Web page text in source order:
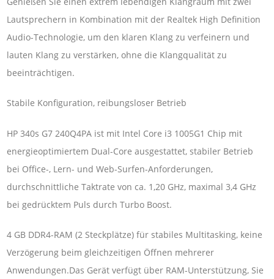
Lautsprechern in Kombination mit der Realtek High Definition
Audio-Technologie, um den klaren Klang zu verfeinern und
lauten Klang zu verstärken, ohne die Klangqualität zu
beeinträchtigen.
Stabile Konfiguration, reibungsloser Betrieb
HP 340s G7 240Q4PA ist mit Intel Core i3 1005G1 Chip mit
energieoptimiertem Dual-Core ausgestattet, stabiler Betrieb
bei Office-, Lern- und Web-Surfen-Anforderungen,
durchschnittliche Taktrate von ca. 1,20 GHz, maximal 3,4 GHz
bei gedrücktem Puls durch Turbo Boost.
4 GB DDR4-RAM (2 Steckplätze) für stabiles Multitasking, keine
Verzögerung beim gleichzeitigen Öffnen mehrerer
Anwendungen.Das Gerät verfügt über RAM-Unterstützung, Sie